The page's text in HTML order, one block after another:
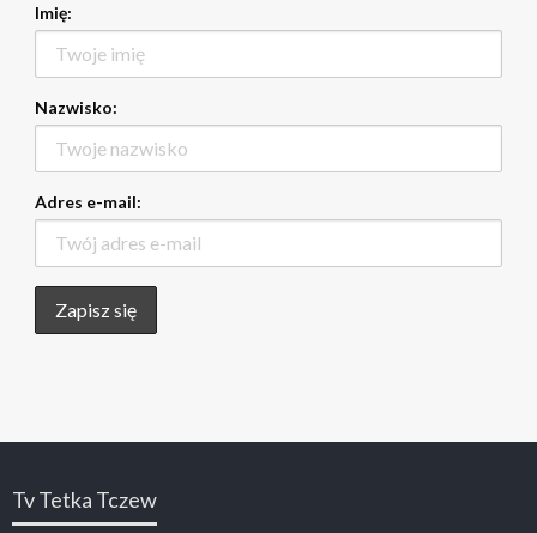
Imię:
Nazwisko:
Adres e-mail:
Tv Tetka Tczew